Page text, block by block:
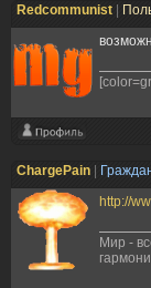
Redcommunist
ChargePain
http://
Мир -